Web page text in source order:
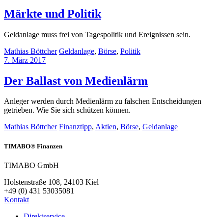
Märkte und Politik
Geldanlage muss frei von Tagespolitik und Ereignissen sein.
Mathias Böttcher Geldanlage, Börse, Politik
7. März 2017
Der Ballast von Medienlärm
Anleger werden durch Medienlärm zu falschen Entscheidungen
getrieben. Wie Sie sich schützen können.
Mathias Böttcher Finanztipp, Aktien, Börse, Geldanlage
TIMABO® Finanzen
TIMABO GmbH
Holstenstraße 108, 24103 Kiel
+49 (0) 431 53035081
Kontakt